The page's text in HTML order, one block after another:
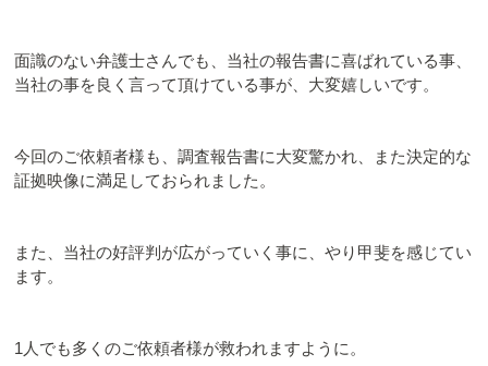
面識のない弁護士さんでも、当社の報告書に喜ばれている事、
当社の事を良く言って頂けている事が、大変嬉しいです。
今回のご依頼者様も、調査報告書に大変驚かれ、また決定的な
証拠映像に満足しておられました。
また、当社の好評判が広がっていく事に、やり甲斐を感じてい
ます。
1人でも多くのご依頼者様が救われますように。